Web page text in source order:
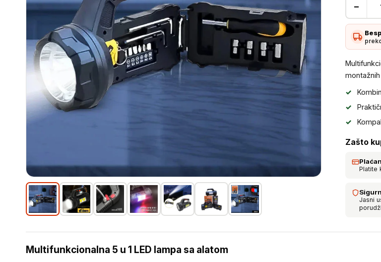
5u1
LED
lampa
sa
alatom
−
Zašto
Platite
Jasni
Multifunkcionalna 5 u 1 LED lampa sa alatom